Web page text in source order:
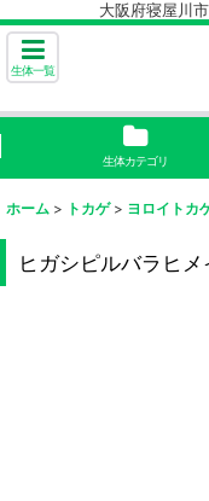
大阪府寝屋川市に店舗
生体一覧
生体カテゴリ
ホーム > トカゲ > ヨロイトカ
ヒガシピルバラヒ